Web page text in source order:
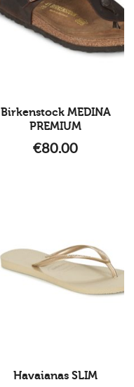
Birkenstock MEDINA
PREMIUM
€80.00
Havaianas SLIM